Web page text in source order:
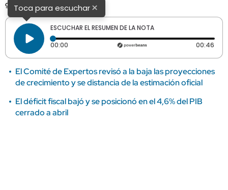
gobiernos.
Toca para escuchar×
ESCUCHAR EL RESUMEN DE LA NOTA
00:00 Tiempo transcurrido: 0 segundos 00:46
El Comité de Expertos revisó a la baja las proyecciones
de crecimiento y se distancia de la estimación oficial
El déficit fiscal bajó y se posicionó en el 4,6% del PIB
cerrado a abril